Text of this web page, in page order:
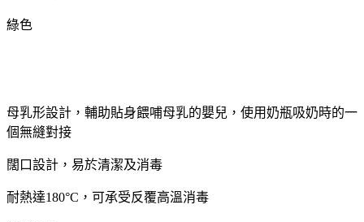
綠色
母乳形設計，輔助貼身餵哺母乳的嬰兒，使用奶瓶吸奶時的一
個無縫對接
闊口設計，易於清潔及消毒
耐熱達180°C，可承受反覆高溫消毒